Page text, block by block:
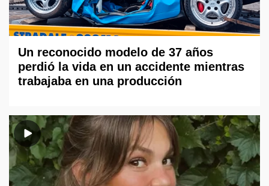
Un reconocido modelo de 37 años
perdió la vida en un accidente mientras
trabajaba en una producción